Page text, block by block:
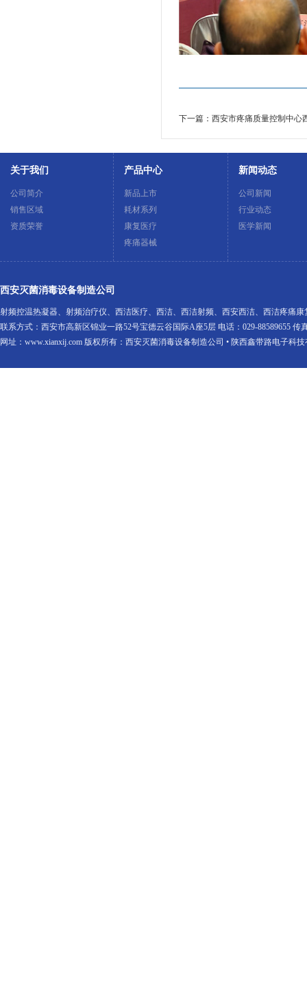
下一篇：西安市疼痛质量控制中心
关于我们
公司简介
销售区域
资质荣誉
产品中心
新品上市
耗材系列
康复医疗
疼痛器械
新闻动态
公司新闻
行业动态
医学新闻
西安灭菌消毒设备制造公司
射频控温热凝器、 射频治疗仪、 西洁医疗、 西洁、 西洁射频、 西安西洁、 西洁疼痛康
联系方式：西安市高新区锦业一路52号宝德云谷国际A座5层 电话：029-88589655 传
网址： www.xianxij.com 版权所有：西安灭菌消毒设备制造公司 • 陕西鑫带路电子科